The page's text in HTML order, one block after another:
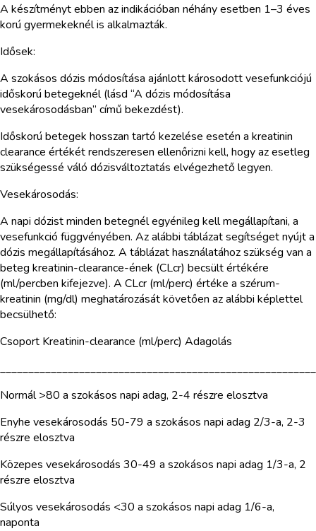
A készítményt ebben az indikációban néhány esetben 1–3 éves
korú gyermekeknél is alkalmazták.
Idősek:
A szokásos dózis módosítása ajánlott károsodott vesefunkciójú
időskorú betegeknél (lásd “A dózis módosítása
vesekárosodásban” című bekezdést).
Időskorú betegek hosszan tartó kezelése esetén a kreatinin
clearance értékét rendszeresen ellenőrizni kell, hogy az esetleg
szükségessé váló dózisváltoztatás elvégezhető legyen.
Vesekárosodás:
A napi dózist minden betegnél egyénileg kell megállapítani, a
vesefunkció függvényében. Az alábbi táblázat segítséget nyújt a
dózis megállapításához. A táblázat használatához szükség van a
beteg kreatinin-clearance-ének (CLcr) becsült értékére
(ml/percben kifejezve). A CLcr (ml/perc) értéke a szérum-
kreatinin (mg/dl) meghatározását követően az alábbi képlettel
becsülhető:
Csoport Kreatinin-clearance (ml/perc) Adagolás
Normál >80 a szokásos napi adag, 2-4 részre elosztva
Enyhe vesekárosodás 50-79 a szokásos napi adag 2/3-a, 2-3
részre elosztva
Közepes vesekárosodás 30-49 a szokásos napi adag 1/3-a, 2
részre elosztva
Súlyos vesekárosodás <30 a szokásos napi adag 1/6-a,
naponta